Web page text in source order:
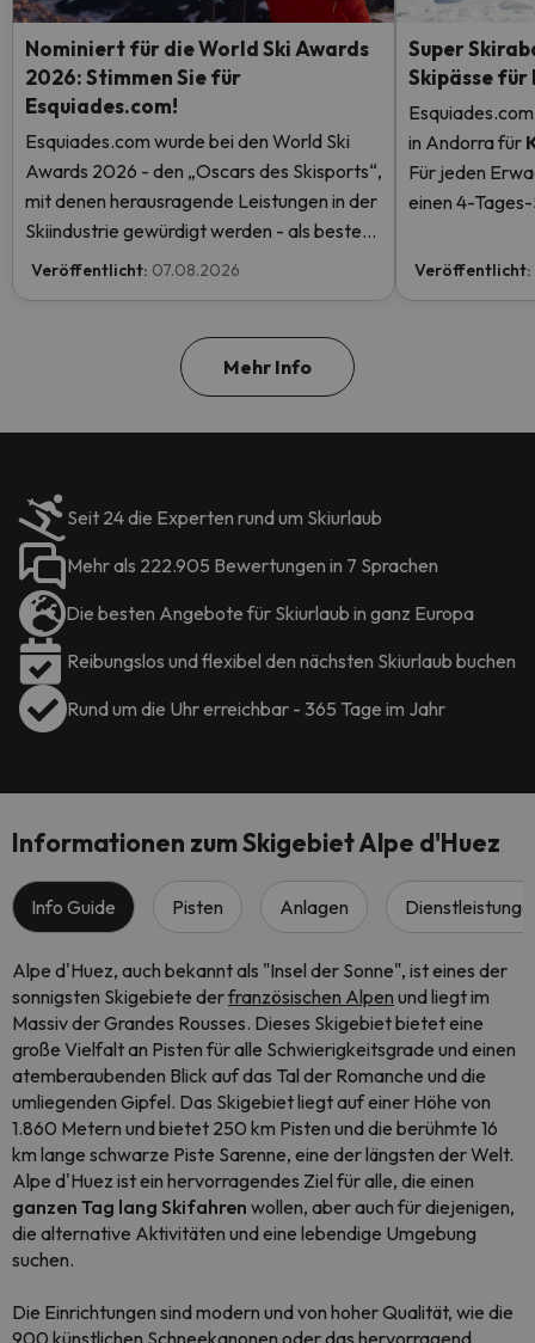
Nominiert für die World Ski Awards
2026: Stimmen Sie für
Esquiades.com!
Esquiades.com wurde bei den World Ski
Awards 2026 - den „Oscars des Skisports“,
mit denen herausragende Leistungen in der
Skiindustrie gewürdigt werden - als bester
Skiurlaubveranstalter der Welt nominiert.
Veröffentlicht: 07.08.2026
Super
Skipässe
in Andorrafür
Für jeden
einen 4-
mehr.
Veröffentlicht:
Mehr Info
Seit 24 die Experten rund um Skiurlaub
Mehr als 222.905 Bewertungen in 7 Sprachen
Die besten Angebote für Skiurlaub in ganz Europa
Reibungslos und flexibel den nächsten Skiurlaub buchen
Rund um die Uhr erreichbar - 365 Tage im Jahr
Informationen zum Skigebiet Alpe d'Huez
Info Guide Pisten Anlagen
Alpe d'Huez, auch bekannt als "Insel der Sonne", ist eines der
sonnigsten Skigebiete derfranzösischen Alpen und liegt im
Massiv der Grandes Rousses. Dieses Skigebiet bietet eine
große Vielfalt an Pisten für alle Schwierigkeitsgrade und einen
atemberaubenden Blick auf das Tal der Romanche und die
umliegenden Gipfel. Das Skigebiet liegt auf einer Höhe von
1.860 Metern und bietet 250 km Pisten und die berühmte 16
km lange schwarze Piste Sarenne, eine der längsten der Welt.
Alpe d'Huez ist ein hervorragendes Ziel für alle, die einen
ganzen Tag lang Skifahren wollen, aber auch für diejenigen,
die alternative Aktivitäten und eine lebendige Umgebung
suchen.
Die Einrichtungen sind modern und von hoher Qualität, wie die
900 künstlichen Schneekanonen oder das hervorragend